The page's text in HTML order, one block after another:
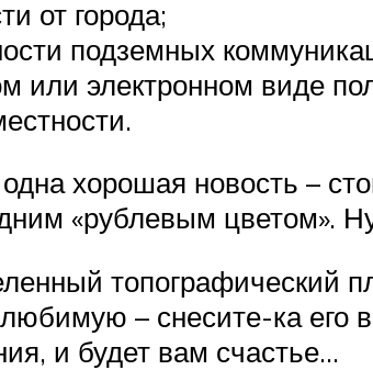
от города;
подземных
или электронном виде
одна хорошая новость –
«рублевым цветом».
топографический
– снесите-ка его
и будет вам счастье…